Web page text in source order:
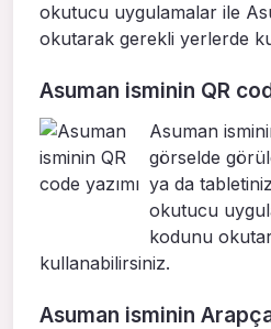
okutucu uygulamalar ile
okutarak gerekli yerlerde
Asuman isminin QR
Asuman
görselde
ya da
okutucu
kodunu
kullanabilirsiniz.
Asuman isminin Arapça